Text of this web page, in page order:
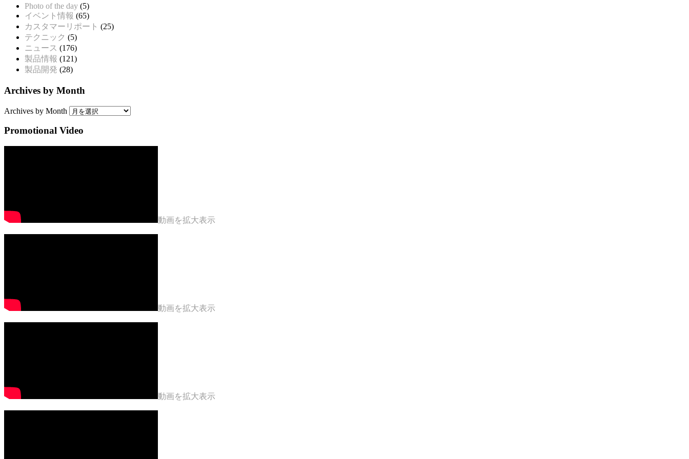
Photo of the day (5)
イベント情報 (65)
カスタマーリポート (25)
テクニック (5)
ニュース (176)
製品情報 (121)
製品開発 (28)
Archives by Month
Archives by Month
Promotional Video
動画を拡大表示
動画を拡大表示
動画を拡大表示